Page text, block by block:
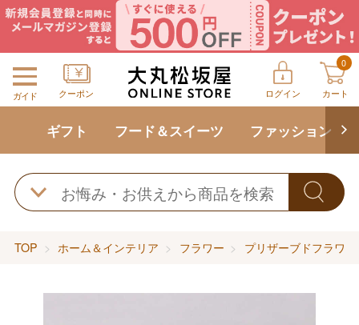
ガイド クーポン ログイン
0
カート
ギフト フード＆スイーツ ファッション
TOP ホーム＆インテリア フラワー プリザーブドフラワー